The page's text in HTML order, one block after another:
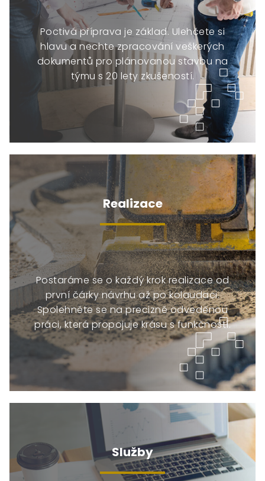
Poctivá příprava je základ. Ulehčete si
hlavu a nechte zpracování veškerých
dokumentů pro plánovanou stavbu na
týmu s 20 lety zkušeností.
Realizace
Postaráme se o každý krok realizace od
první čárky návrhu až po kolaudaci.
Spolehněte se na precizně odvedenou
práci, která propojuje krásu s funkčností.
Služby